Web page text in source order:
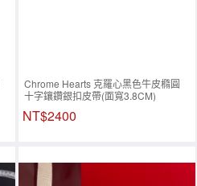
Chrome Hearts 克羅心黑色牛皮橢圓
十字鑲鑽銀扣皮帶(面寬3.8CM)
NT$2400